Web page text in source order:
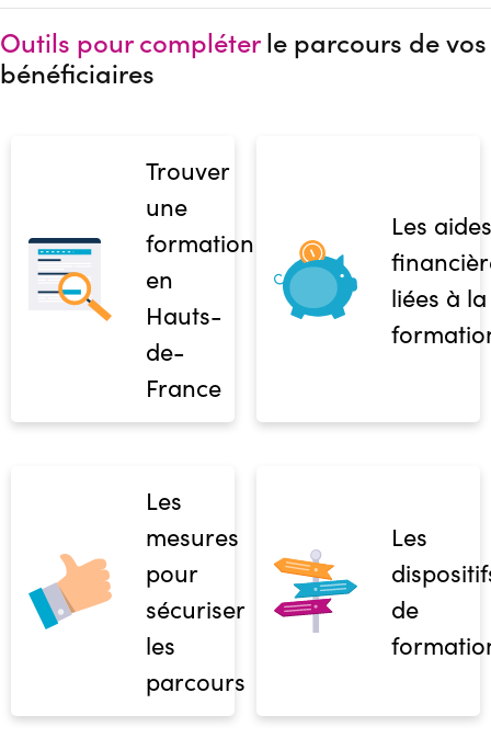
Outils pour compléterle parcours de vos
bénéficiaires
Trouver
une
formation
en
Hauts-
de-
France
Les aides
liées à la
Les
mesures
pour
sécuriser
les
parcours
Les
de